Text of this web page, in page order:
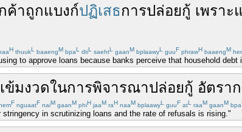
ค้าถูกแบงก์ปฏิเสธการปล่อยกู้ เพราะ
H thuukL baaengM bpaL dtiL saehtL gaanM bplaawyL guuF phrawH baaengM
to approve loans because banks perceive that household
ข้มงวดในการพิจารณาปล่อยกู้ อัตรา
F nguaatF naiM gaanM phiH jaaM raH naaM bplaawyL guuF atL raaM gaanM bpaL
in scrutinizing loans and the rate of refusals is rising."